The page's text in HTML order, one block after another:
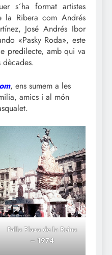
s´ha format artistes
Ribera com Andrés
José Andrés Ibor
«Pasky Roda», este
predilecte, amb qui va
, ens sumem a les
amics i al món
Falla Plaza de la Reina
– 1974